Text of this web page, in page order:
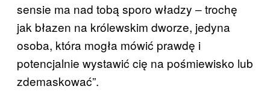
sensie ma nad tobą sporo władzy ‒ trochę
jak błazen na królewskim dworze, jedyna
osoba, która mogła mówić prawdę i
potencjalnie wystawić cię na pośmiewisko lub
zdemaskować”.